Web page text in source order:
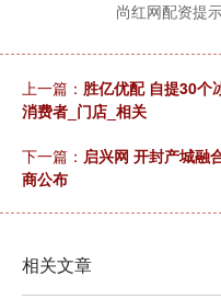
尚红网配资提
上一篇： 胜亿优配 自提30个
消费者_门店_相关
下一篇： 启兴网 开封产城融
商公布
相关文章